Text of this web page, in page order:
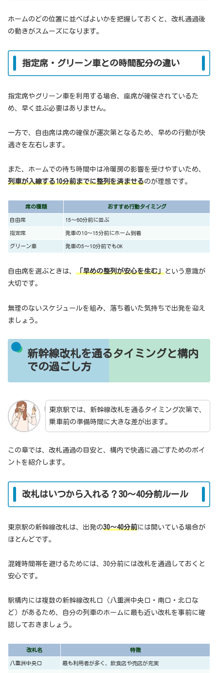
ホームのどの位置に並べばよいかを把握しておくと、改札通過後
の動きがスムーズになります。
指定席・グリーン車との時間配分の違い
指定席やグリーン車を利用する場合、座席が確保されているた
め、早く並ぶ必要はありません。
一方で、自由席は席の確保が運次第となるため、早めの行動が快
適さを左右します。
また、ホームでの待ち時間中は冷暖房の影響を受けやすいため、
列車が入線する10分前までに整列を済ませるのが理想です。
席の種類 おすすめ行動タイミング
自由席 15〜60分前に並ぶ
指定席 発車の10〜15分前にホーム到着
グリーン車 発車の5〜10分前でもOK
自由席を選ぶときは、 「早めの整列が安心を生む」という意識が
大切です。
無理のないスケジュールを組み、落ち着いた気持ちで出発を迎え
ましょう。
新幹線改札を通るタイミングと構内
での過ごし方
東京駅では、新幹線改札を通るタイミング次第で、
乗車前の準備時間に大きな差が出ます。
この章では、改札通過の目安と、構内で快適に過ごすためのポイ
ントを紹介します。
改札はいつから入れる？30〜40分前ルール
東京駅の新幹線改札は、出発の30〜40分前には開いている場合が
ほとんどです。
混雑時間帯を避けるためには、30分前には改札を通過しておくと
安心です。
駅構内には複数の新幹線改札口（八重洲中央口・南口・北口な
ど）があるため、自分の列車のホームに最も近い改札を事前に確
認しておきましょう。
改札名 特徴
八重洲中央口 最も利用者が多く、飲食店や売店が充実